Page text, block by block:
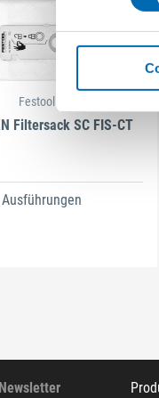
Festool
Filtersack SC FIS-CT
Newsletter